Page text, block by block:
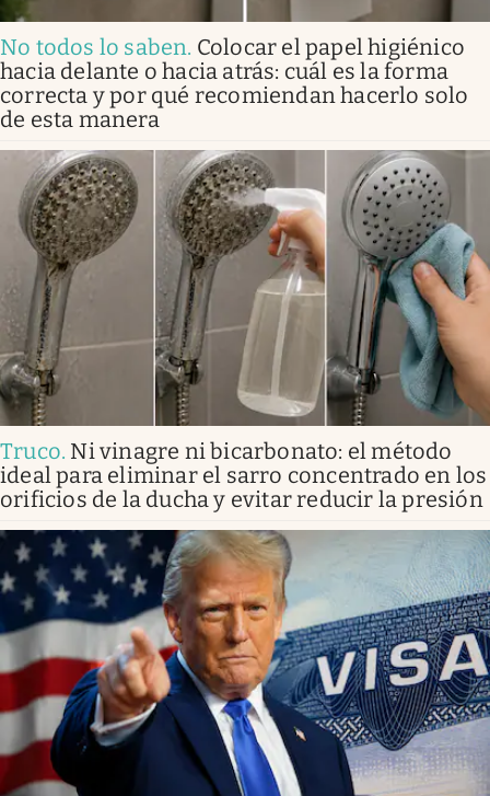
No todos lo saben. Colocar el papel higiénico
hacia delante o hacia atrás: cuál es la forma
correcta y por qué recomiendan hacerlo solo
de esta manera
Truco. Ni vinagre ni bicarbonato: el método
ideal para eliminar el sarro concentrado en los
orificios de la ducha y evitar reducir la presión